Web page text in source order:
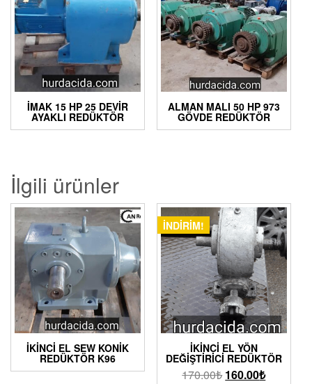
İMAK 15 HP 25 DEVIR
AYAKLI REDÜKTÖR
ALMAN MALI 50 HP 973
GÖVDE REDÜKTÖR
İlgili ürünler
İKINCI EL SEW KONIK
REDÜKTÖR K96
İNDIRIM!
İKINCI EL YÖN
DEĞIŞTIRICI REDÜKTÖR
170.00₺ 160.00₺